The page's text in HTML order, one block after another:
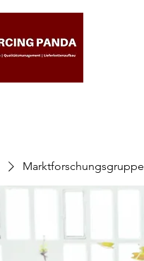
Marktforschungsgruppe